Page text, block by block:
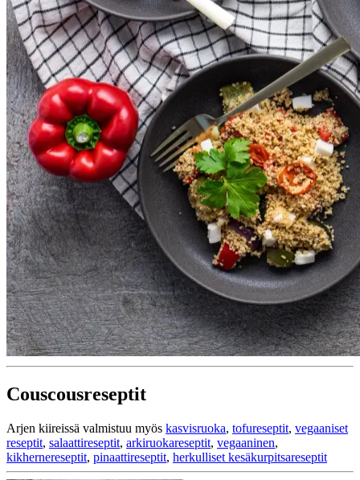
Couscousreseptit
Arjen kiireissä valmistuu myös kasvisruoka, tofureseptit, vegaaniset
reseptit, salaattireseptit, arkiruokareseptit, vegaaninen,
kikhernereseptit, pinaattireseptit, herkulliset kesäkurpitsareseptit